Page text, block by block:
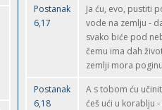
Postanak
6,17
Ja ću, evo, pustiti
vode na zemlju -
svako biće pod
čemu ima dah
zemlji mora
Postanak
6,18
A s tobom ću
ćeš ući u korablju -